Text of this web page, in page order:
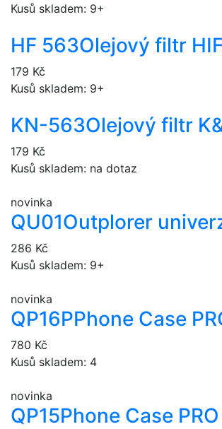
Kusů skladem: 9+
HF 563Olejový filtr
179 Kč
Kusů skladem: 9+
KN-563Olejový filtr
179 Kč
Kusů skladem: na dotaz
novinka
QU01Outplorer
286 Kč
Kusů skladem: 9+
novinka
QP16PPhone Case
780 Kč
Kusů skladem: 4
novinka
QP15Phone Case